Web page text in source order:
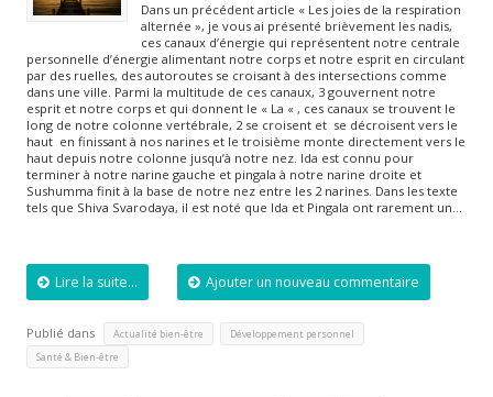
Dans un précédent article « Les joies de la respiration
alternée », je vous ai présenté brièvement les nadis,
ces canaux d’énergie qui représentent notre centrale
personnelle d’énergie alimentant notre corps et notre esprit en circulant
par des ruelles, des autoroutes se croisant à des intersections comme
dans une ville. Parmi la multitude de ces canaux, 3 gouvernent notre
esprit et notre corps et qui donnent le « La « , ces canaux se trouvent le
long de notre colonne vertébrale, 2 se croisent et se décroisent vers le
haut en finissant à nos narines et le troisième monte directement vers le
haut depuis notre colonne jusqu’à notre nez. Ida est connu pour
terminer à notre narine gauche et pingala à notre narine droite et
Sushumma finit à la base de notre nez entre les 2 narines. Dans les texte
tels que Shiva Svarodaya, il est noté que Ida et Pingala ont rarement un…
Lire la suite... Ajouter un nouveau commentaire
Publié dans Actualité bien-être Développement personnel
Santé & Bien-être